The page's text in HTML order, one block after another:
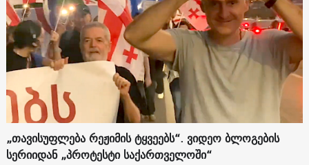
„თავისუფლება რეჟიმის ტყვეებს“. ვიდეო ბლოგების
სერიიდან „პროტესტი საქართველოში“